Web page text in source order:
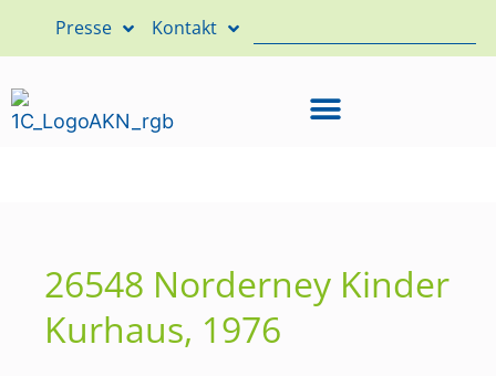
Presse Kontakt
26548 Norderney Kinder
Kurhaus, 1976